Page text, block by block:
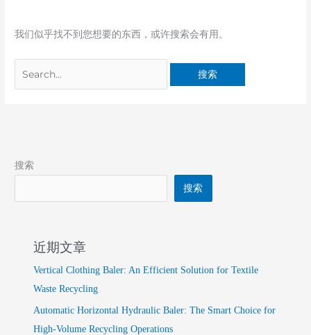
我们似乎找不到您想要的东西，或许搜索会有用。
搜索
搜索
近期文章
Vertical Clothing Baler: An Efficient Solution for Textile
Waste Recycling
Automatic Horizontal Hydraulic Baler: The Smart Choice for
High-Volume Recycling Operations